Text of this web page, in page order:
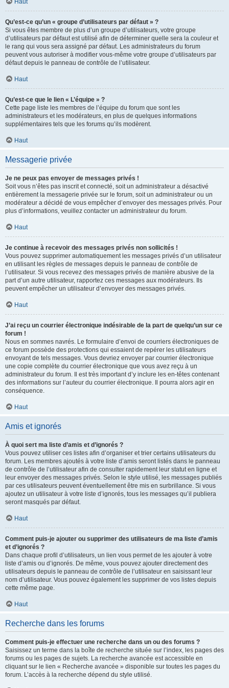
Haut
Qu’est-ce qu’un « groupe d’utilisateurs par défaut » ?
Si vous êtes membre de plus d’un groupe d’utilisateurs, votre groupe
d’utilisateurs par défaut est utilisé afin de déterminer quelle sera la couleur et
le rang qui vous sera assigné par défaut. Les administrateurs du forum
peuvent vous autoriser à modifier vous-même votre groupe d’utilisateurs par
défaut depuis le panneau de contrôle de l’utilisateur.
Haut
Qu’est-ce que le lien « L’équipe » ?
Cette page liste les membres de l’équipe du forum que sont les
administrateurs et les modérateurs, en plus de quelques informations
supplémentaires tels que les forums qu’ils modèrent.
Haut
Messagerie privée
Je ne peux pas envoyer de messages privés !
Soit vous n’êtes pas inscrit et connecté, soit un administrateur a désactivé
entièrement la messagerie privée sur le forum, soit un administrateur ou un
modérateur a décidé de vous empêcher d’envoyer des messages privés. Pour
plus d’informations, veuillez contacter un administrateur du forum.
Haut
Je continue à recevoir des messages privés non sollicités !
Vous pouvez supprimer automatiquement les messages privés d’un utilisateur
en utilisant les règles de messages depuis le panneau de contrôle de
l’utilisateur. Si vous recevez des messages privés de manière abusive de la
part d’un autre utilisateur, rapportez ces messages aux modérateurs. Ils
peuvent empêcher un utilisateur d’envoyer des messages privés.
Haut
J’ai reçu un courrier électronique indésirable de la part de quelqu’un sur ce
forum !
Nous en sommes navrés. Le formulaire d’envoi de courriers électroniques de
ce forum possède des protections qui essaient de repérer les utilisateurs
envoyant de tels messages. Vous devriez envoyer par courrier électronique
une copie complète du courrier électronique que vous avez reçu à un
administrateur du forum. Il est très important d’y inclure les en-têtes contenant
des informations sur l’auteur du courrier électronique. Il pourra alors agir en
conséquence.
Haut
Amis et ignorés
À quoi sert ma liste d’amis et d’ignorés ?
Vous pouvez utiliser ces listes afin d’organiser et trier certains utilisateurs du
forum. Les membres ajoutés à votre liste d’amis seront listés dans le panneau
de contrôle de l’utilisateur afin de consulter rapidement leur statut en ligne et
leur envoyer des messages privés. Selon le style utilisé, les messages publiés
par ces utilisateurs peuvent éventuellement être mis en surbrillance. Si vous
ajoutez un utilisateur à votre liste d’ignorés, tous les messages qu’il publiera
seront masqués par défaut.
Haut
Comment puis-je ajouter ou supprimer des utilisateurs de ma liste d’amis
et d’ignorés ?
Dans chaque profil d’utilisateurs, un lien vous permet de les ajouter à votre
liste d’amis ou d’ignorés. De même, vous pouvez ajouter directement des
utilisateurs depuis le panneau de contrôle de l’utilisateur en saisissant leur
nom d’utilisateur. Vous pouvez également les supprimer de vos listes depuis
cette même page.
Haut
Recherche dans les forums
Comment puis-je effectuer une recherche dans un ou des forums ?
Saisissez un terme dans la boîte de recherche située sur l’index, les pages des
forums ou les pages de sujets. La recherche avancée est accessible en
cliquant sur le lien « Recherche avancée » disponible sur toutes les pages du
forum. L’accès à la recherche dépend du style utilisé.